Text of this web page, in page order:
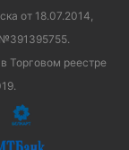
от 18.07.2014,
Торговом реестре